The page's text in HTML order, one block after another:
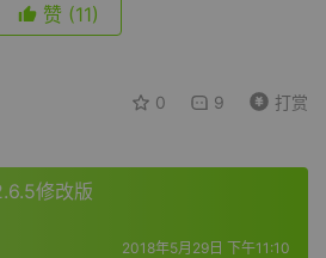
赞 (11)
0 9 打赏
修改版
2018年5月29日 下午11:10